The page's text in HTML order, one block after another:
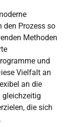
den Prozess so
Methoden
und
Vielfalt an
an die
gleichzeitig
die sich